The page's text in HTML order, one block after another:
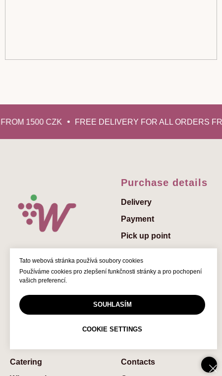
Tato webová stránka používá soubory cookies
Používáme cookies pro zlepšení funkčnosti stránky a pro pochopení
vašich preferencí.
SOUHLASÍM
COOKIE SETTINGS
1500 CZK FREE DELIVERY FOR ALL ORDERS
© 2022 Winedelivery.cz
Purchase details
Delivery
Payment
Pick up point
Add a greeting to the
FAQs
Catering
Contaсts